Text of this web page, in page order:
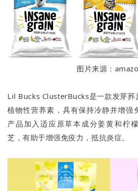
图片来源：
Lil Bucks ClusterBucks是一款发芽荞
植物性营养素，具有保持冷静并增强
产品加入适应原草本成分姜黄和柠
芝，有助于增强免疫力，抵抗炎症。